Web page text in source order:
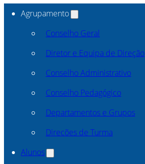
Agrupamento
Conselho Geral
Diretor e Equipa de Direção
Conselho Administrativo
Conselho Pedagógico
Departamentos e Grupos
Direcões de Turma
Alunos